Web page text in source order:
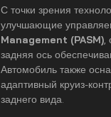
С точки зрения
улучшающие
Management (PASM)
задняя ось
Автомобиль также
адаптивный круиз-
заднего вида.